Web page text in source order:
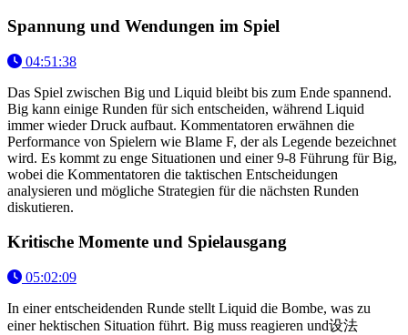
Spannung und Wendungen im Spiel
04:51:38
Das Spiel zwischen Big und Liquid bleibt bis zum Ende spannend.
Big kann einige Runden für sich entscheiden, während Liquid
immer wieder Druck aufbaut. Kommentatoren erwähnen die
Performance von Spielern wie Blame F, der als Legende bezeichnet
wird. Es kommt zu enge Situationen und einer 9-8 Führung für Big,
wobei die Kommentatoren die taktischen Entscheidungen
analysieren und mögliche Strategien für die nächsten Runden
diskutieren.
Kritische Momente und Spielausgang
05:02:09
In einer entscheidenden Runde stellt Liquid die Bombe, was zu
einer hektischen Situation führt. Big muss reagieren und设法